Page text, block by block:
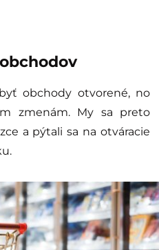
obchody otvorené, no
zmenám. My sa preto
a pýtali sa na otváracie